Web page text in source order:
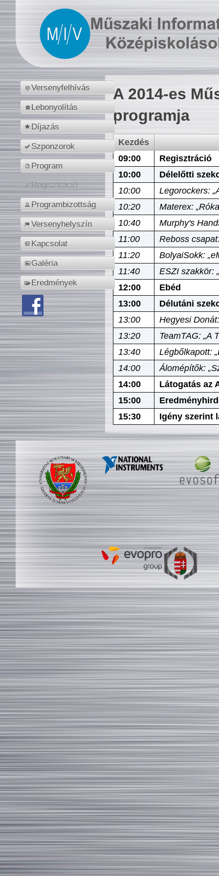
Versenyfelhívás
Lebonyolítás
Díjazás
Szponzorok
Program
Regisztráció
Programbizottság
Versenyhelyszín
Kapcsolat
Galéria
Eredmények
A 2014-es
programja
Kezdés
09:00
Regisztráció
10:00
Délelőtti
10:00
Legorockers:
10:20
Materex:
10:40
Murphy's
11:00
Reboss
11:20
BolyaiSokk:
11:40
ESZI szakkör:
12:00
Ebéd
13:00
Délutáni
13:00
Hegyesi
13:20
TeamTAG: „A
13:40
Légbőlkapott:
14:00
Álomépítők:
14:00
Látogatás az
15:00
15:30
Igény szerint